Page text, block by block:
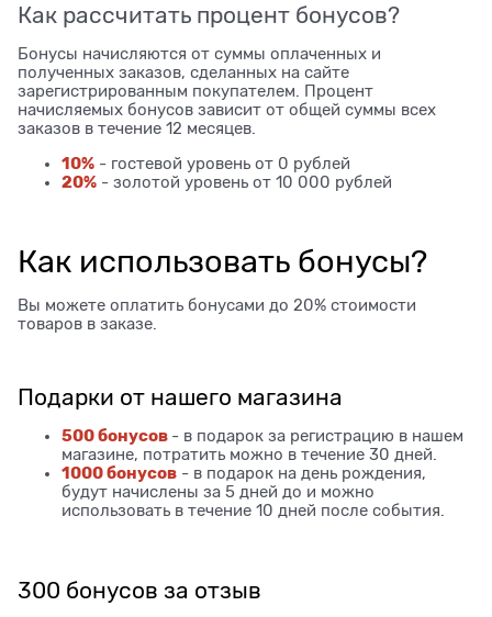
Как рассчитать процент бонусов?
Бонусы начисляются от суммы оплаченных и
полученных заказов, сделанных на сайте
зарегистрированным покупателем. Процент
начисляемых бонусов зависит от общей суммы всех
заказов в течение 12 месяцев.
10% - гостевой уровень от 0 рублей
20% - золотой уровень от 10 000 рублей
Как использовать бонусы?
Вы можете оплатить бонусами до 20% стоимости
товаров в заказе.
Подарки от нашего магазина
500 бонусов - в подарок за регистрацию в нашем
магазине, потратить можно в течение 30 дней.
1000 бонусов - в подарок на день рождения,
будут начислены за 5 дней до и можно
использовать в течение 10 дней после события.
300 бонусов за отзыв